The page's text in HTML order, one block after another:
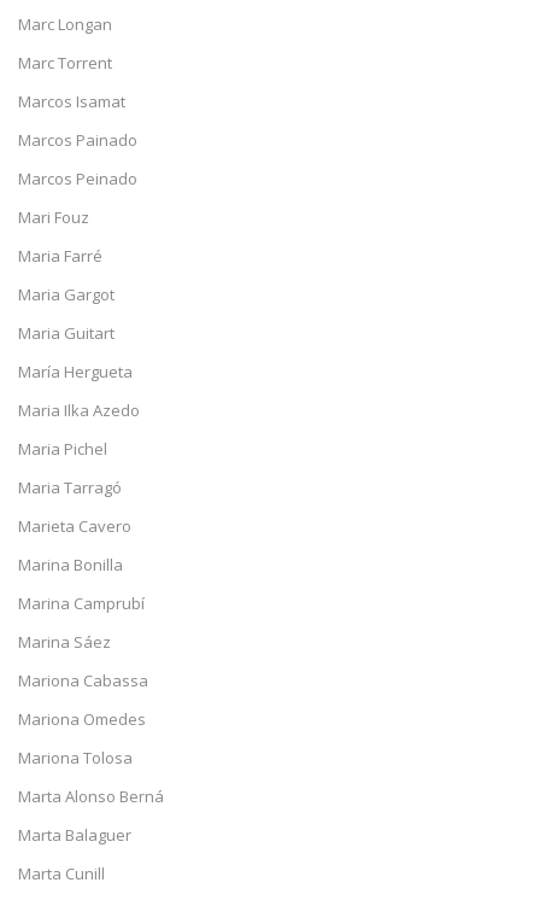
Marc Longan
Marc Torrent
Marcos Isamat
Marcos Painado
Marcos Peinado
Mari Fouz
Maria Farré
Maria Gargot
Maria Guitart
María Hergueta
Maria Ilka Azedo
Maria Pichel
Maria Tarragó
Marieta Cavero
Marina Bonilla
Marina Camprubí
Marina Sáez
Mariona Cabassa
Mariona Omedes
Mariona Tolosa
Marta Alonso Berná
Marta Balaguer
Marta Cunill